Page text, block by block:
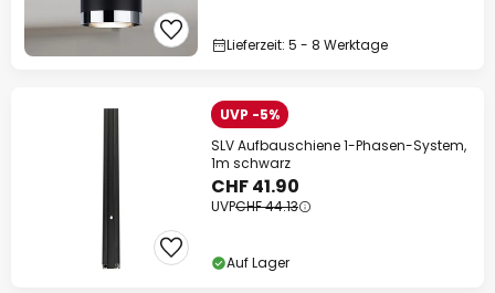
Lieferzeit: 5 - 8 Werktage
UVP -5%
SLV Aufbauschiene 1-Phasen-System,
1m schwarz
CHF 41.90
UVPCHF 44.13
Auf Lager